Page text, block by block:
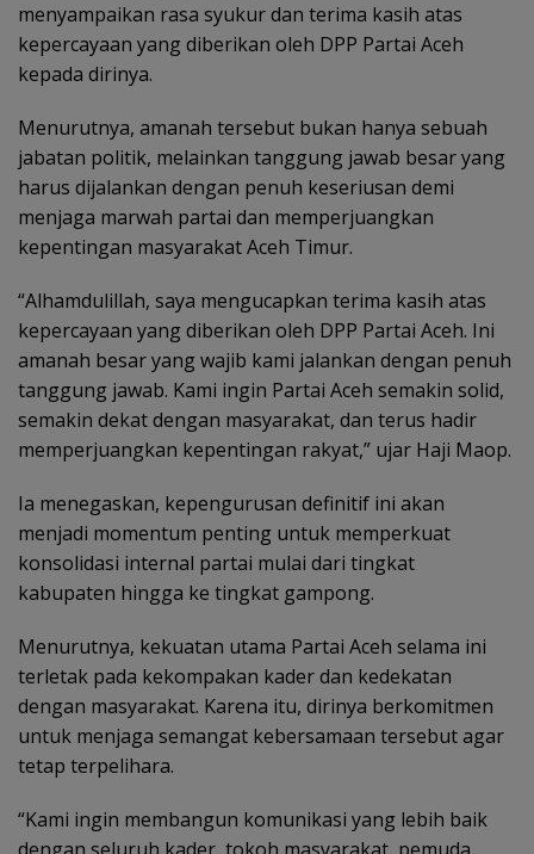
menyampaikan rasa syukur dan terima kasih atas
kepercayaan yang diberikan oleh DPP Partai Aceh
kepada dirinya.
Menurutnya, amanah tersebut bukan hanya sebuah
jabatan politik, melainkan tanggung jawab besar yang
harus dijalankan dengan penuh keseriusan demi
menjaga marwah partai dan memperjuangkan
kepentingan masyarakat Aceh Timur.
“Alhamdulillah, saya mengucapkan terima kasih atas
kepercayaan yang diberikan oleh DPP Partai Aceh. Ini
amanah besar yang wajib kami jalankan dengan penuh
tanggung jawab. Kami ingin Partai Aceh semakin solid,
semakin dekat dengan masyarakat, dan terus hadir
memperjuangkan kepentingan rakyat,” ujar Haji Maop.
Ia menegaskan, kepengurusan definitif ini akan
menjadi momentum penting untuk memperkuat
konsolidasi internal partai mulai dari tingkat
kabupaten hingga ke tingkat gampong.
Menurutnya, kekuatan utama Partai Aceh selama ini
terletak pada kekompakan kader dan kedekatan
dengan masyarakat. Karena itu, dirinya berkomitmen
untuk menjaga semangat kebersamaan tersebut agar
tetap terpelihara.
“Kami ingin membangun komunikasi yang lebih baik